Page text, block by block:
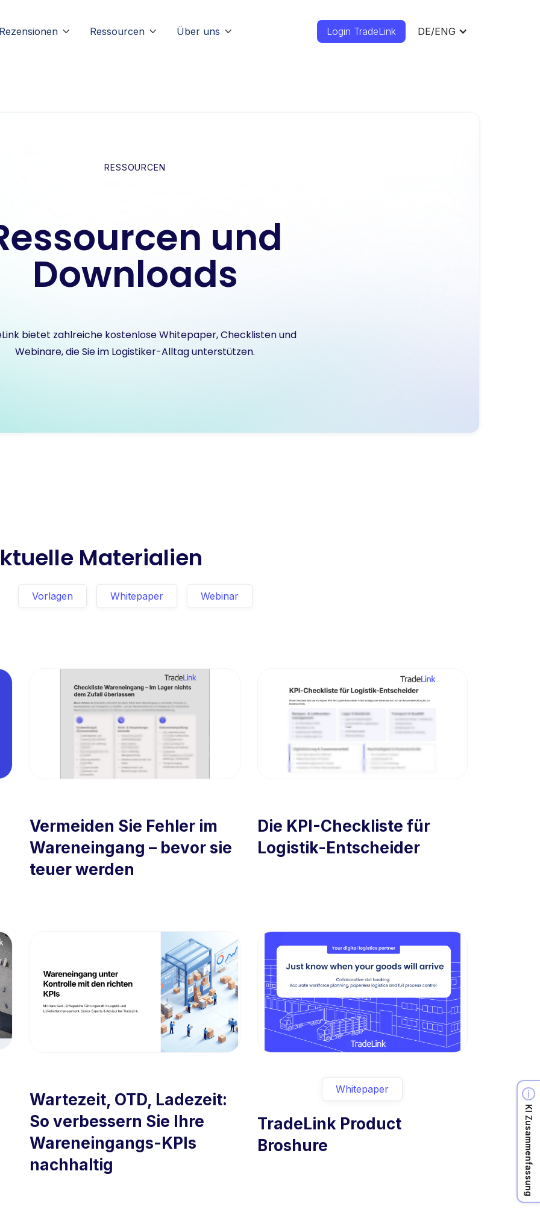
 Ressourcen  Über uns  Login TradeLink DE/ENG
RESSOURCEN
und
Downloads
bietet zahlreiche kostenlose Whitepaper, Checklisten und
Webinare, die Sie im Logistiker-Alltag unterstützen.
Materialien
Vorlagen Whitepaper Webinar
Vermeiden Sie Fehler im
Wareneingang – bevor sie
teuer werden
Die KPI-Checkliste für
Logistik-Entscheider
Wartezeit, OTD, Ladezeit:
So verbessern Sie Ihre
Wareneingangs-KPIs
nachhaltig
Whitepaper
TradeLink Product
Broshure
KI Zusammenfassung